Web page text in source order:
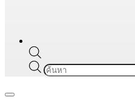
Products
search
Navigation